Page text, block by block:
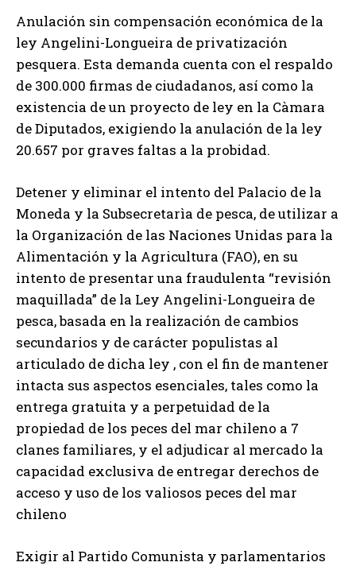
Anulación sin compensación económica de la
ley Angelini-Longueira de privatización
pesquera. Esta demanda cuenta con el respaldo
de 300.000 firmas de ciudadanos, así como la
existencia de un proyecto de ley en la Càmara
de Diputados, exigiendo la anulación de la ley
20.657 por graves faltas a la probidad.
Detener y eliminar el intento del Palacio de la
Moneda y la Subsecretarìa de pesca, de utilizar a
la Organización de las Naciones Unidas para la
Alimentación y la Agricultura (FAO), en su
intento de presentar una fraudulenta “revisión
maquillada” de la Ley Angelini-Longueira de
pesca, basada en la realización de cambios
secundarios y de carácter populistas al
articulado de dicha ley , con el fin de mantener
intacta sus aspectos esenciales, tales como la
entrega gratuita y a perpetuidad de la
propiedad de los peces del mar chileno a 7
clanes familiares, y el adjudicar al mercado la
capacidad exclusiva de entregar derechos de
acceso y uso de los valiosos peces del mar
chileno
Exigir al Partido Comunista y parlamentarios